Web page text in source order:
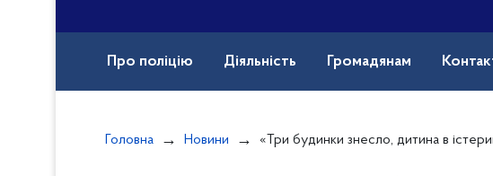
Про поліцію Діяльність Громадянам
Головна Новини «Три будинки знесло, дитина в істериці»: з обстріляного Дробишевого «Білі янголи» евакуювали родину з